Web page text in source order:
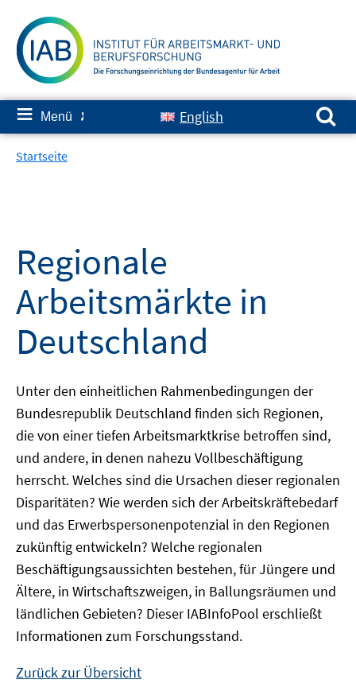
zum
Inhalt
≡ Menü ✘ English
Suchen nach:
Startseite
Regionale
Arbeitsmärkte in
Deutschland
Unter den einheitlichen Rahmenbedingungen der
Bundesrepublik Deutschland finden sich Regionen,
die von einer tiefen Arbeitsmarktkrise betroffen sind,
und andere, in denen nahezu Vollbeschäftigung
herrscht. Welches sind die Ursachen dieser regionalen
Disparitäten? Wie werden sich der Arbeitskräftebedarf
und das Erwerbspersonenpotenzial in den Regionen
zukünftig entwickeln? Welche regionalen
Beschäftigungsaussichten bestehen, für Jüngere und
Ältere, in Wirtschaftszweigen, in Ballungsräumen und
ländlichen Gebieten? DieserIABInfoPool erschließt
Informationen zum Forschungsstand.
Zurück zur Übersicht